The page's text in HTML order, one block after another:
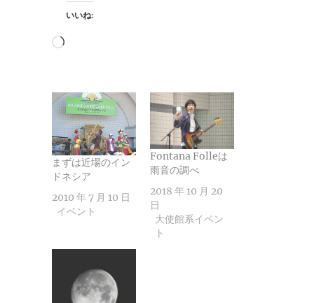
いいね:
読
中…
まずは近場のイン
ドネシア
2010 年 7 月 10 日
イベント
Fontana Folleは
雨音の調べ
2018 年 10 月 20
日
大使館系イベン
ト